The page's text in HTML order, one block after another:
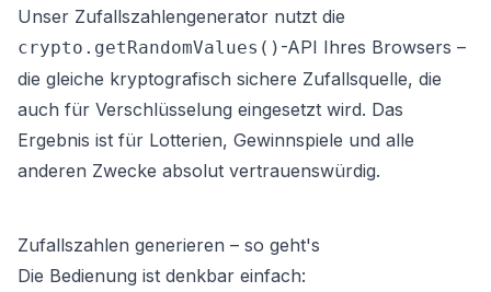
Unser Zufallszahlengenerator nutzt die
crypto.getRandomValues() -API Ihres Browsers –
die gleiche kryptografisch sichere Zufallsquelle, die
auch für Verschlüsselung eingesetzt wird. Das
Ergebnis ist für Lotterien, Gewinnspiele und alle
anderen Zwecke absolut vertrauenswürdig.
Zufallszahlen generieren – so geht's
Die Bedienung ist denkbar einfach: